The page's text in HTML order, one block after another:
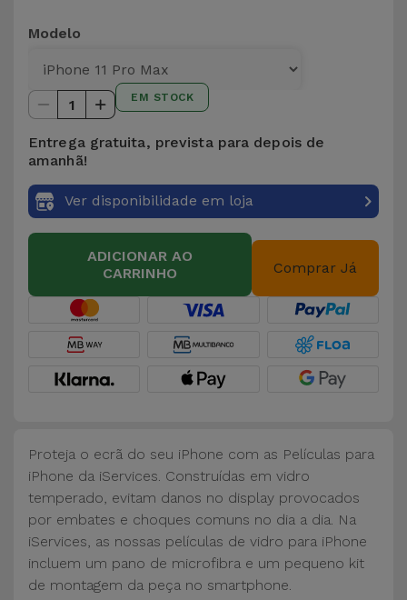
TCL
Outras
Marcas
Ver
Correntes
para
Gadgets
Higiene
e Casa
Carteiras,
Malas
Localizadores
e Acessórios
Bicicleta
Acessórios
de
Computador
Modelo
1 EM STOCK
Entrega gratuita, prevista para depois de
amanhã!
Ver disponibilidade em loja
ADICIONAR AO
CARRINHO
Comprar Já
Proteja o ecrã do seu iPhone com as Películas para
iPhone da iServices. Construídas em vidro
temperado, evitam danos no display provocados
por embates e choques comuns no dia a dia. Na
iServices, as nossas películas de vidro para iPhone
incluem um pano de microfibra e um pequeno kit
de montagem da peça no smartphone.